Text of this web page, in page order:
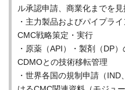
ル承認申請、商業化までを
・主力製品およびパイプラ
CMC戦略策定・実行
・原薬（API）・製剤（DP
CDMOとの技術移転管理
・世界各国の規制申請（